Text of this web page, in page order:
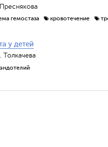
гемостаза кровотечение
у детей
эндотелий